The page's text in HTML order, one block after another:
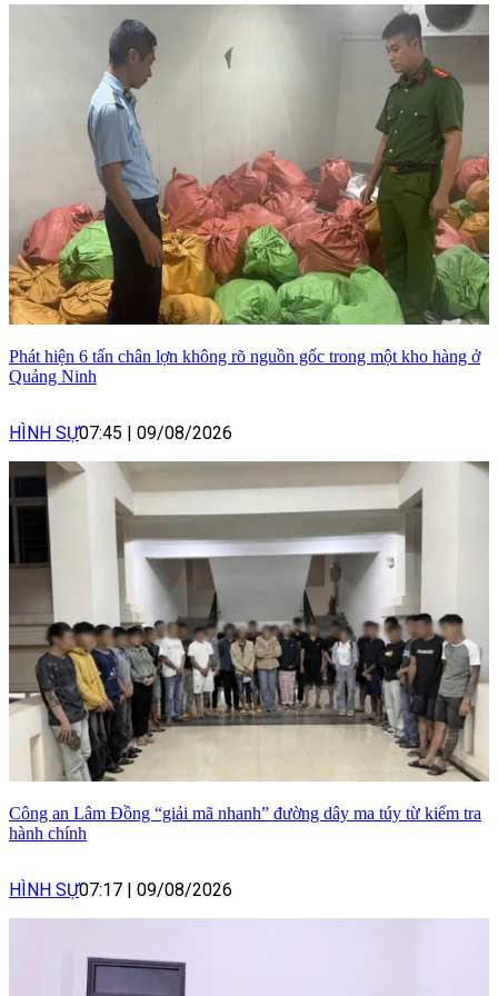
Phát hiện 6 tấn chân lợn không rõ nguồn gốc trong một kho hàng ở
Quảng Ninh
HÌNH SỰ07:45 09/08/2026
Công an Lâm Đồng “giải mã nhanh” đường dây ma túy từ kiểm tra
hành chính
HÌNH SỰ07:17 09/08/2026